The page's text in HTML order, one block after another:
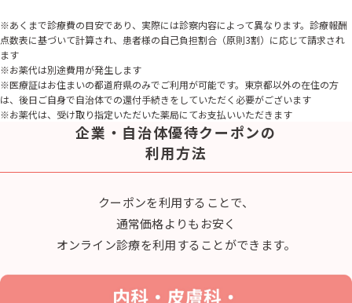
※あくまで診療費の目安であり、実際には診察内容によって異なります。診療報酬
点数表に基づいて計算され、患者様の自己負担割合（原則3割）に応じて請求され
ます
※お薬代は別途費用が発生します
※医療証はお住まいの都道府県のみでご利用が可能です。東京都以外の在住の方
は、後日ご自身で自治体での還付手続きをしていただく必要がございます
※お薬代は、受け取り指定いただいた薬局にてお支払いいただきます
企業・自治体優待クーポンの
利用方法
クーポンを利用することで、
通常価格よりもお安く
オンライン診療を利用することができます。